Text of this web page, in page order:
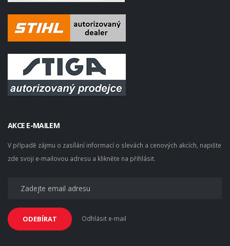
AKCE E-MAILEM
V případě zájmu o zasílání informací o slevách a cenových akcích, napište
zde svoji e-mailovou adresu a klikněte na přihlásit.
ODEBÍRAT Odhlásit e-mail